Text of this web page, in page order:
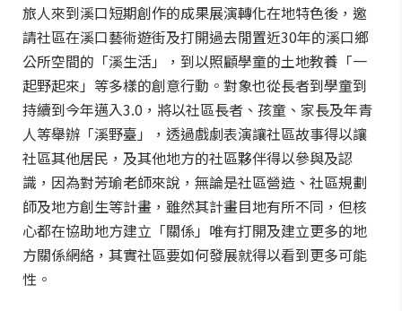
旅人來到溪口短期創作的成果展演轉化在地特色後，邀
請社區在溪口藝術遊街及打開過去閒置近30年的溪口鄉
公所空間的「溪生活」，到以照顧學童的土地教養「一
起野起來」等多樣的創意行動。對象也從長者到學童到
持續到今年邁入3.0，將以社區長者、孩童、家長及年青
人等舉辦「溪野臺」，透過戲劇表演讓社區故事得以讓
社區其他居民，及其他地方的社區夥伴得以參與及認
識，因為對芳瑜老師來說，無論是社區營造、社區規劃
師及地方創生等計畫，雖然其計畫目地有所不同，但核
心都在協助地方建立「關係」唯有打開及建立更多的地
方關係網絡，其實社區要如何發展就得以看到更多可能
性。